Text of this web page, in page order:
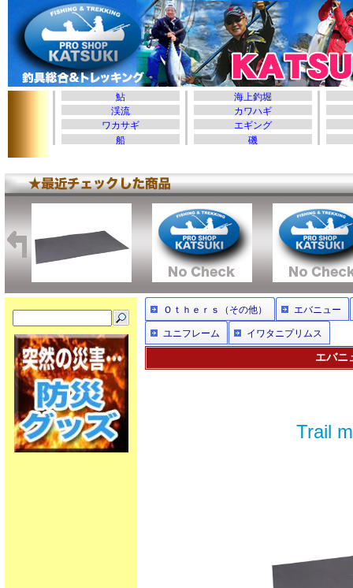
Ｏｔｈｅｒｓ（その他） エバニュー
ユニフレーム イワタニプリムス
エバニ
Trail